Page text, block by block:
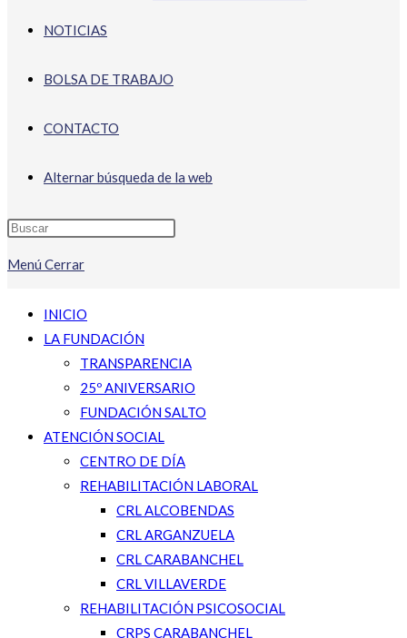
NOTICIAS
BOLSA DE TRABAJO
CONTACTO
Alternar búsqueda de la web
Menú Cerrar
INICIO
LA FUNDACIÓN
TRANSPARENCIA
25º ANIVERSARIO
FUNDACIÓN SALTO
ATENCIÓN SOCIAL
CENTRO DE DÍA
REHABILITACIÓN LABORAL
CRL ALCOBENDAS
CRL ARGANZUELA
CRL CARABANCHEL
CRL VILLAVERDE
REHABILITACIÓN PSICOSOCIAL
CRPS CARABANCHEL